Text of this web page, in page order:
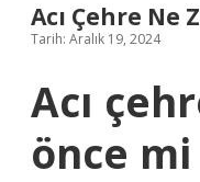
Acı Çehre Ne
Tarih: Aralık 19, 2024
Acı
önce mi